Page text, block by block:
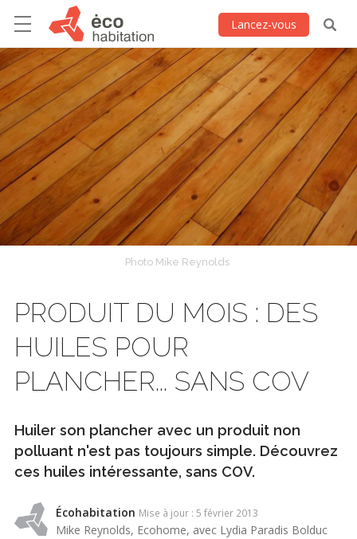
Lancez-vous
Photo Mike Reynolds
PRODUIT DU MOIS : DES
HUILES POUR
PLANCHER... SANS COV
Huiler son plancher avec un produit non
polluant n'est pas toujours simple. Découvrez
ces huiles intéressante, sans COV.
Écohabitation Mise à jour : 5 février 2013
Mike Reynolds, Ecohome, avec Lydia Paradis Bolduc